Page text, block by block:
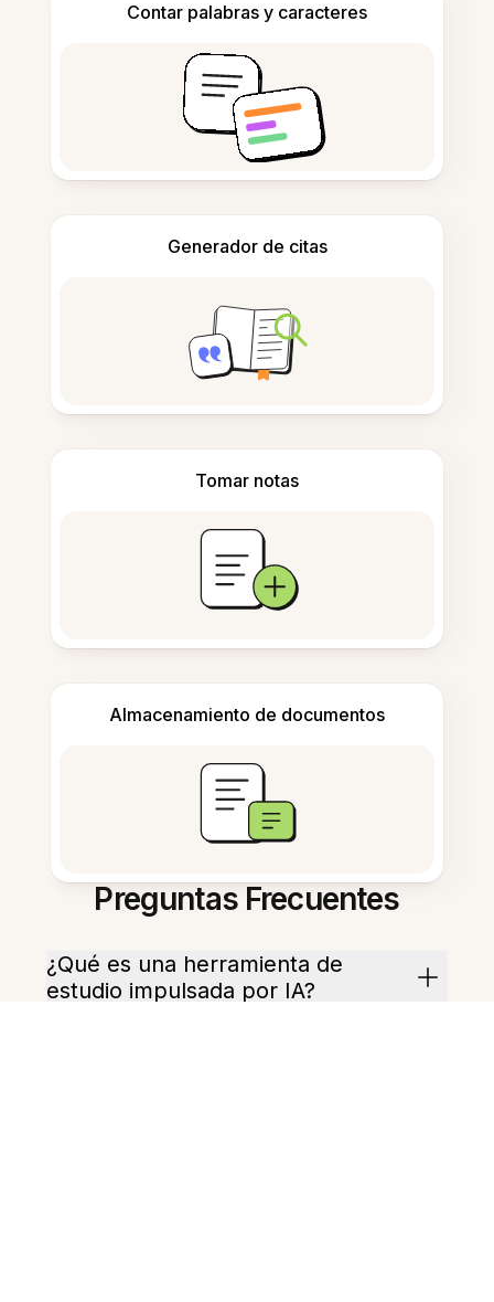
Contar palabras y caracteres
Generador de citas
Tomar notas
Almacenamiento de documentos
Preguntas Frecuentes
¿Qué es una herramienta de
estudio impulsada por IA?